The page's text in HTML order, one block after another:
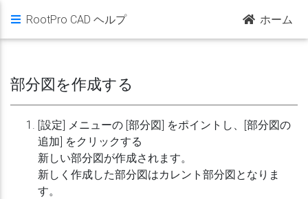
RootPro CAD ヘルプ ホーム
部分図を作成する
[設定] メニューの [部分図] をポイントし、[部分図の
追加] をクリックする
新しい部分図が作成されます。
新しく作成した部分図はカレント部分図となりま
す。